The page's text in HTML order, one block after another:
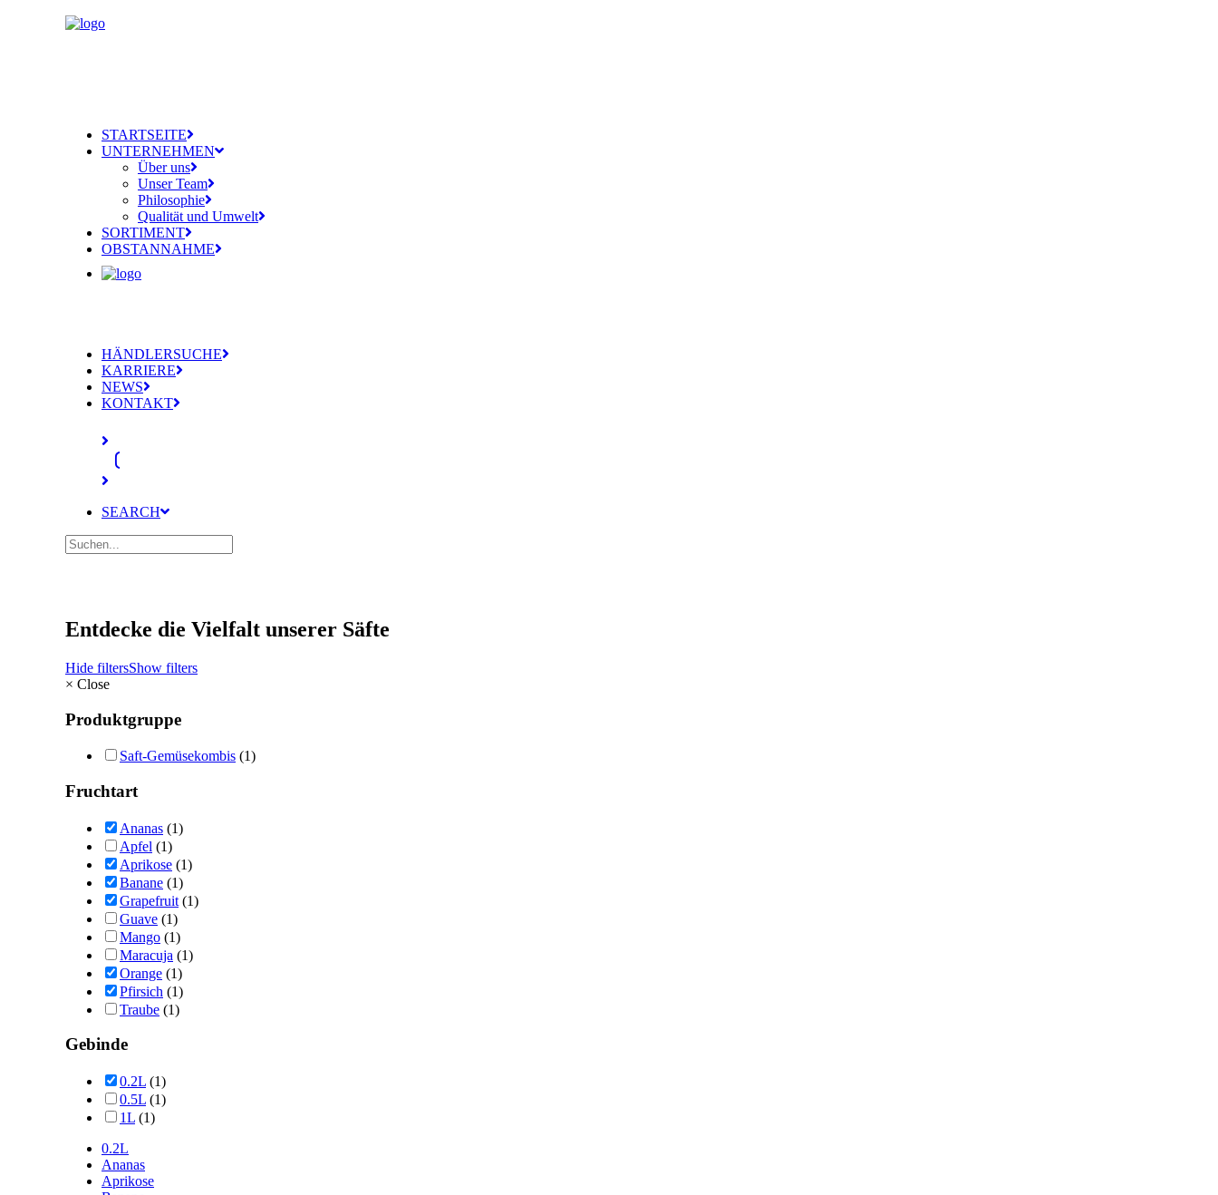
STARTSEITE
UNTERNEHMEN
Über uns
Unser Team
Philosophie
Qualität und Umwelt
SORTIMENT
OBSTANNAHME
HÄNDLERSUCHE
KARRIERE
NEWS
KONTAKT
SEARCH
Entdecke die Vielfalt unserer Säfte
Hide filtersShow filters
× Close
Produktgruppe
Saft-Gemüsekombis (1)
Fruchtart
Ananas (1)
Apfel (1)
Aprikose (1)
Banane (1)
Grapefruit (1)
Guave (1)
Mango (1)
Maracuja (1)
Orange (1)
Pfirsich (1)
Traube (1)
Gebinde
0.2L (1)
0.5L (1)
1L (1)
0.2L
Ananas
Aprikose